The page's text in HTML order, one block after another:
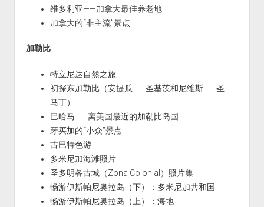
维多利亚——加拿大最佳养老地
加拿大的“非主流”景点
加勒比
特立尼达自然之旅
初探东加勒比（安提瓜——圣基茨和尼维斯——圣
马丁）
巴哈马——离美国最近的加勒比岛国
牙买加的“小众”景点
古巴特色游
多米尼加海滩照片
圣多明各古城（Zona Colonial）照片集
畅游伊斯帕尼奥拉岛（下）：多米尼加共和国
畅游伊斯帕尼奥拉岛（上）：海地